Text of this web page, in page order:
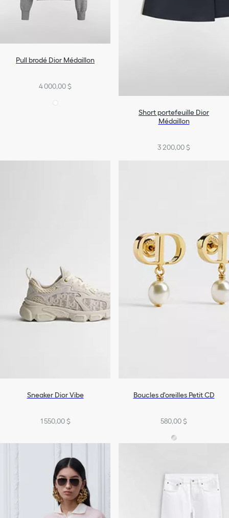
Pull brodé Dior Médaillon
4 000,00 $
Short portefeuille Dior
Médaillon
3 200,00 $
Sneaker Dior Vibe
1 550,00 $
Boucles d'oreilles Petit CD
580,00 $